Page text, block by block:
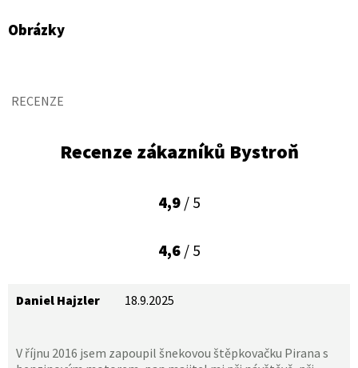
Obrázky
RECENZE
Recenze zákazníků Bystroň
4,9/ 5
4,6/ 5
Daniel Hajzler 18.9.2025
V říjnu 2016 jsem zapoupil šnekovou štěpkovačku Pirana s